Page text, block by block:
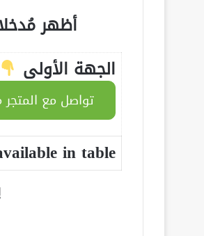
أظهر
الجهة الأولى
تواصل مع
in table